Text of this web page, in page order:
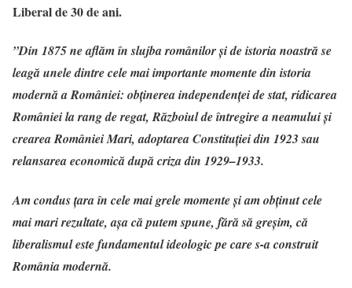
Liberal de 30 de ani.
”Din 1875 ne aflăm în slujba românilor și de istoria noastră se
leagă unele dintre cele mai importante momente din istoria
modernă a României: obținerea independenței de stat, ridicarea
României la rang de regat, Războiul de întregire a neamului și
crearea României Mari, adoptarea Constituției din 1923 sau
relansarea economică după criza din 1929–1933.
Am condus țara în cele mai grele momente și am obținut cele
mai mari rezultate, așa că putem spune, fără să greșim, că
liberalismul este fundamentul ideologic pe care s-a construit
România modernă.